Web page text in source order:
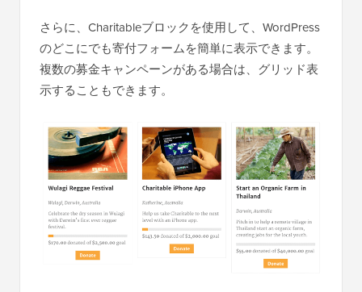
さらに、Charitableブロックを使用して、WordPress
のどこにでも寄付フォームを簡単に表示できます。
複数の募金キャンペーンがある場合は、グリッド表
示することもできます。